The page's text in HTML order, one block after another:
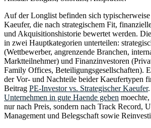
Auf der Longlist befinden sich
Kaeufer, die nach strategischem Fit,
und Akquisitionshistorie bewertet werden.
in zwei Hauptkategorien unterteilen:
(Wettbewerber, angrenzende Branchen,
Marktteilnehmer) und Finanzinvestoren
Family Offices, Beteiligungsgesellschaften).
der Vor- und Nachteile beider Kaeufertypen
Beitrag PE-Investor vs. Strategischer Kaeufer
Unternehmen in gute Haende geben
nur nach Preis, sondern nach Track Record,
Management und Belegschaft sowie